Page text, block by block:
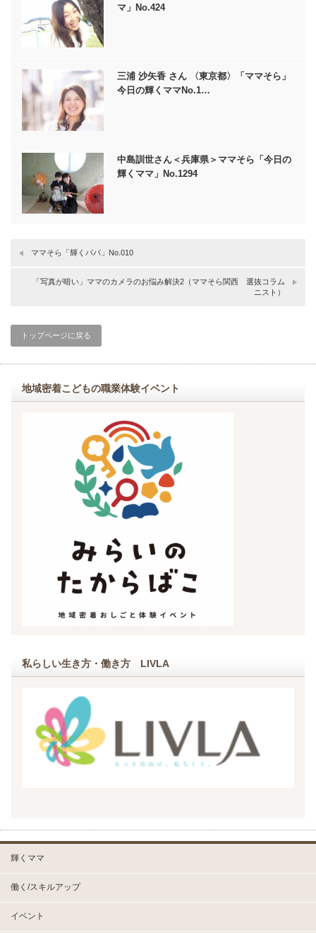
マ」No.424
三浦 沙矢香 さん 〈東京都〉「ママそら」
今日の輝くママNo.1…
中島訓世さん＜兵庫県＞ママそら「今日の
輝くママ」No.1294
ママそら「輝くパパ」No.010
「写真が暗い」ママのカメラのお悩み解決2（ママそら関西 選抜コラム
ニスト）
トップページに戻る
地域密着こどもの職業体験イベント
私らしい生き方・働き方 LIVLA
輝くママ
働く/スキルアップ
イベント